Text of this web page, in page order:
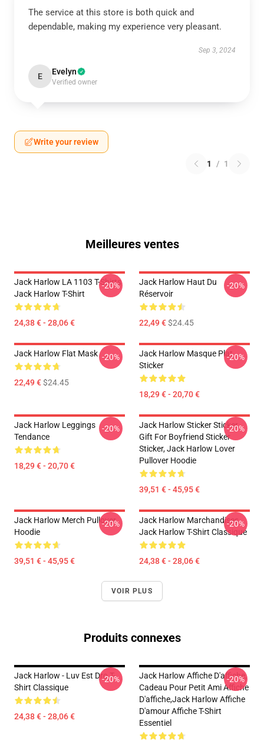
The service at this store is both quick and
dependable, making my experience very pleasant.
Sep 3, 2024
E Evelyn
Verified owner
Write your review
1 / 1
Meilleures ventes
Jack Harlow LA 1103 T-Shirts
Jack Harlow T-Shirt
24,38 € - 28,06 €
-20%
Jack Harlow Haut Du
Réservoir
22,49 €$24.45
-20%
Jack Harlow Flat Mask
22,49 €$24.45
-20%
Jack Harlow Masque Plat
Sticker
18,29 € - 20,70 €
-20%
Jack Harlow Leggings
Tendance
18,29 € - 20,70 €
-20%
Jack Harlow Sticker Sticker,
Gift For Boyfriend Sticker
Sticker, Jack Harlow Lover
Pullover Hoodie
39,51 € - 45,95 €
-20%
Jack Harlow Merch Pullover
Hoodie
39,51 € - 45,95 €
-20%
Jack Harlow Marchandises
Jack Harlow T-Shirt Classique
24,38 € - 28,06 €
-20%
VOIR PLUS
Produits connexes
Jack Harlow - Luv Est Dro T-
Shirt Classique
24,38 € - 28,06 €
-20%
Jack Harlow Affiche D'affiche,
Cadeau Pour Petit Ami Affiche
D'affiche,Jack Harlow Affiche
D'amour Affiche T-Shirt
Essentiel
-20%